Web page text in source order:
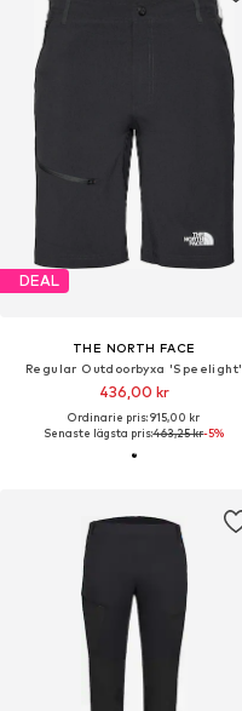
DEAL
THE NORTH FACE
Regular Outdoorbyxa 'Speelight'
436,00 kr
Ordinarie pris: 915,00 kr
Senaste lägsta pris:463,25 kr-5%